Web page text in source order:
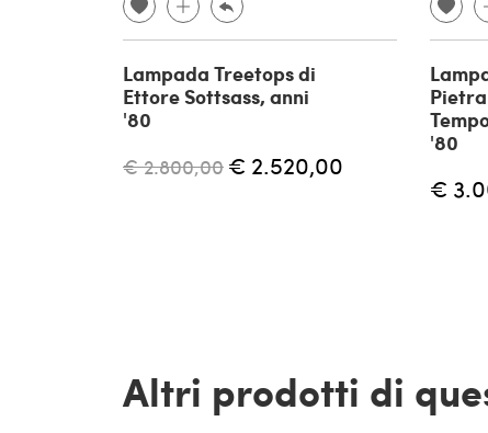
Lampada Treetops di
Ettore Sottsass, anni
'80
€ 2.800,00 € 2.520,00
'80
€
Altri prodotti di